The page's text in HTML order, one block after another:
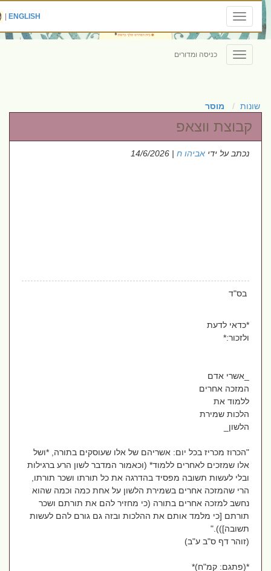
Toggle
navigation
ENGLISH
|
Toggle
navigation
כניסה ומדורים
שונות מוסר
קבוצת ווצאפ
נכתב על ידיאביהו ח| 14/6/2026
בס"ד
*כדאי לדעת
ולזכור:*
_אשרי אדם
המזכה אחרים
ללמוד את
הלכות שמירת
הלשון_
"הכרוז מכריז בכל יום: אשריהם של אלו שעוסקים בתורה, *ושל
אלו שמזכים לאחרים ללמוד* (וכאמור המדבר לשון הרע ברגילות
ובלי לעשות תשובה מפסיד בהדרגה את כל תורתו ושכר תורתו,
הרי שהמזכה אחרים בשמירת הלשון על אחת כמה וכמה שהוא
נחשב למזכה אחרים בתורה (כי מחזיר להם את תורתם ושכר
תורתם [כי מלמד אותם את ההלכות ובזה גם גורם להם לעשות
תשובה]))."
(זוהר דף ס"ב ע"ב)
*(פתגם: קמ"ח)*